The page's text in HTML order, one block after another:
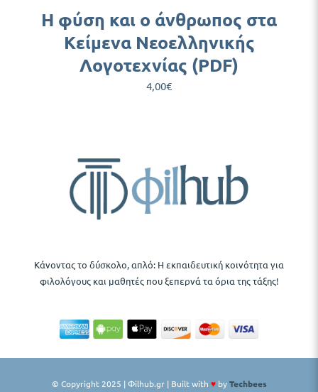
Η φύση και ο άνθρωπος στα
Κείμενα Νεοελληνικής
Λογοτεχνίας (PDF)
4,00€
Κάνοντας το δύσκολο, απλό: Η εκπαιδευτική κοινότητα για
φιλολόγους και μαθητές που ξεπερνά τα όρια της τάξης!
© Copyright 2025 | Φilhub.gr | Built with ♥byTechbees